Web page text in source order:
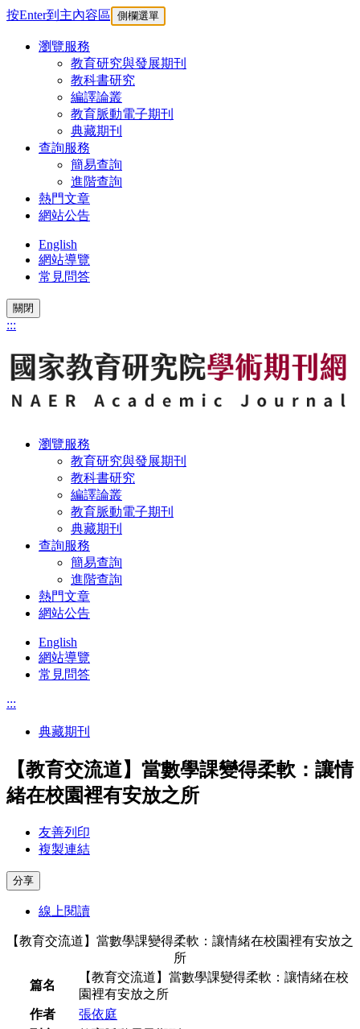
按Enter到主內容區 側欄選單
瀏覽服務
教育研究與發展期刊
教科書研究
編譯論叢
教育脈動電子期刊
典藏期刊
查詢服務
簡易查詢
進階查詢
熱門文章
網站公告
English
網站導覽
常見問答
關閉
:::
瀏覽服務
教育研究與發展期刊
教科書研究
編譯論叢
教育脈動電子期刊
典藏期刊
查詢服務
簡易查詢
進階查詢
熱門文章
網站公告
English
網站導覽
常見問答
:::
典藏期刊
【教育交流道】當數學課變得柔軟：讓情
緒在校園裡有安放之所
友善列印
複製連結
分享
線上閱讀
【教育交流道】當數學課變得柔軟：讓情緒在校園裡有安放之
所
篇名
【教育交流道】當數學課變得柔軟：讓情緒在校
園裡有安放之所
作者
張依庭